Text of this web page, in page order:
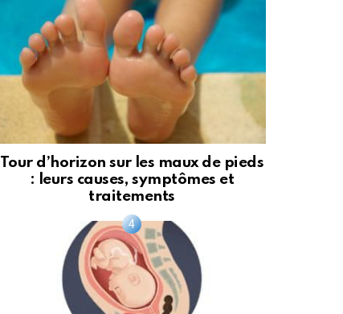
Tour d’horizon sur les maux de pieds
: leurs causes, symptômes et
traitements